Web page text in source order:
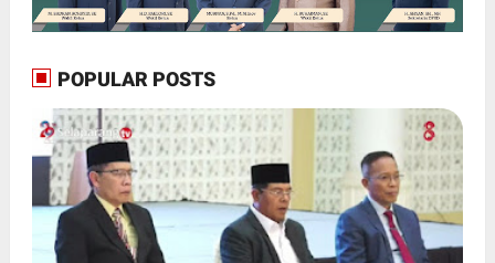
POPULAR POSTS